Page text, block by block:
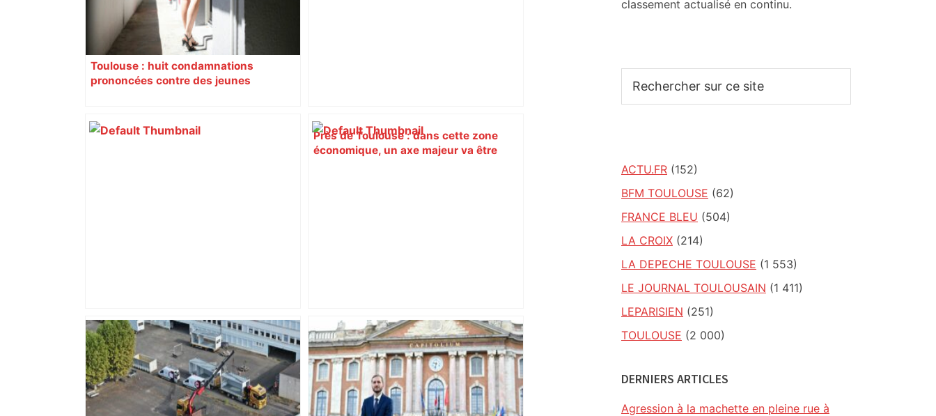
Toulouse : huit condamnations
prononcées contre des jeunes
Près de Toulouse : dans cette zone
économique, un axe majeur va être
Bilan du marché du logement neuf :
une lueur d'espoir pour l'immobilier à
Toulouse ? – Actu.fr
« Rien d'inquiétant » pour Guillaume
Restes, le gardien de Toulouse, après
sa sortie à Metz – L'Équipe
classement actualisé en continu.
sur
ACTU.FR (152)
BFM TOULOUSE (62)
FRANCE BLEU (504)
LA CROIX (214)
LA DEPECHE TOULOUSE (1 553)
LE JOURNAL TOULOUSAIN (1 411)
LEPARISIEN (251)
TOULOUSE (2 000)
DERNIERS ARTICLES
Agression à la machette en pleine rue à